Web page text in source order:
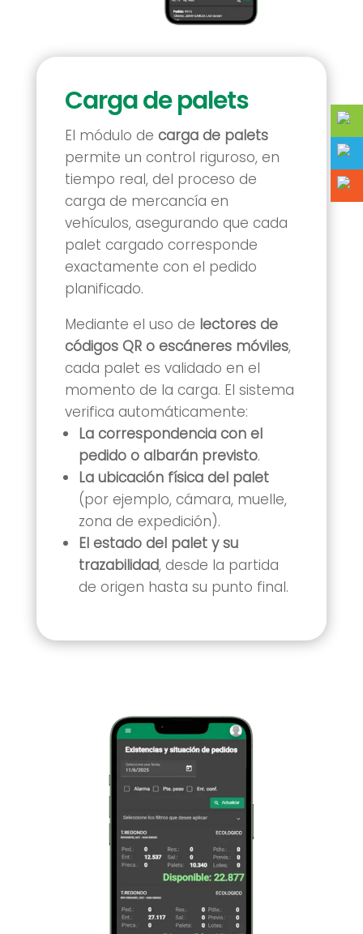
Carga de palets
El módulo de carga de palets
permite un control riguroso, en
tiempo real, del proceso de
carga de mercancía en
vehículos, asegurando que cada
palet cargado corresponde
exactamente con el pedido
planificado.
Mediante el uso de lectores de
códigos QR o escáneres móviles,
cada palet es validado en el
momento de la carga. El sistema
verifica automáticamente:
La correspondencia con el
pedido o albarán previsto.
La ubicación física del palet
(por ejemplo, cámara, muelle,
zona de expedición).
El estado del palet y su
trazabilidad, desde la partida
de origen hasta su punto final.